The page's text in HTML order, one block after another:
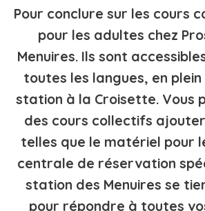
Pour conclure sur les cours
pour les adultes chez
Menuires. Ils sont
toutes les langues, en
station à la Croisette. Vous
des cours collectifs
telles que le matériel pour
centrale de réservation
station des Menuires se
pour répondre à toutes